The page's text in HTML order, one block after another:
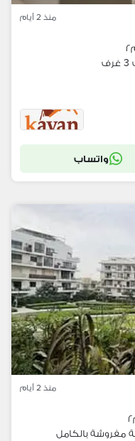
منذ 2 أيام
واتساب
منذ 2 أيام
مفروشة بالكامل